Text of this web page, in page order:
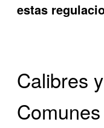
estas
Calibres